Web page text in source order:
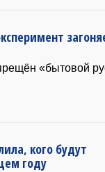
«бытовой
кого будут
году